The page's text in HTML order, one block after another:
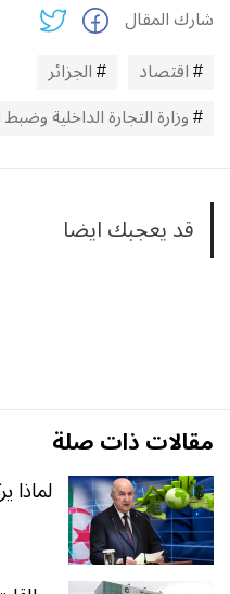
شارك المقال
اقتصاد
الجزائر
وزارة التجارة الداخلية
قد يعجبك ايضا
مقالات ذات صلة
لماذا